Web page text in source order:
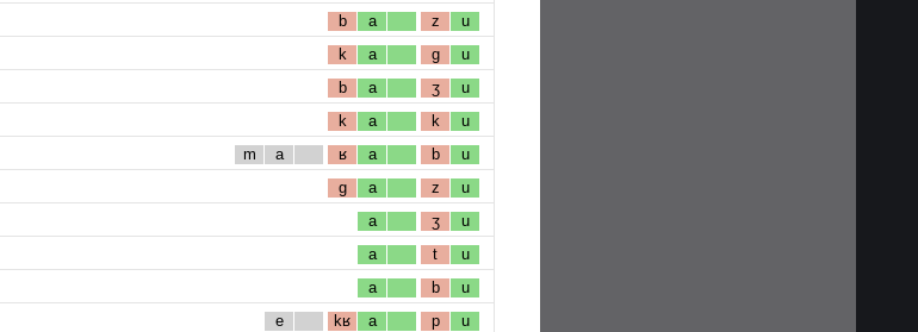
b a z u
k a g u
b a ʒ u
k a k u
m a ʁ a b u
g a z u
a ʒ u
a t u
a b u
e kʁ a p u